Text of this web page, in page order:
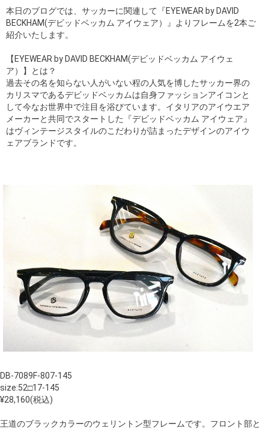
本日のブログでは、サッカーに関連して『EYEWEAR by DAVID
BECKHAM(デビッドベッカム アイウェア）』よりフレームを2本ご
紹介いたします。
【EYEWEAR by DAVID BECKHAM(デビッドベッカム アイウェ
ア）】とは？
過去その名を知らない人がいない程の人気を博したサッカー界の
カリスマであるデビッドベッカムは自身ファッションアイコンと
して今なお世界中で注目を浴びています。イタリアのアイウエア
メーカーと共同でスタートした『デビッドベッカム アイウェア』
はヴィンテージスタイルのこだわりが詰まったデザインのアイウ
ェアブランドです。
DB-7089F-807-145
size:52□17-145
¥28,160(税込)
王道のブラックカラーのウェリントン型フレームです。フロント部と